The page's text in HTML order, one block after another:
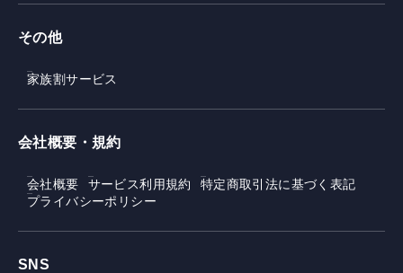
その他
家族割サービス
会社概要・規約
会社概要 サービス利用規約
特定商取引法に基づく表記
プライバシーポリシー
SNS